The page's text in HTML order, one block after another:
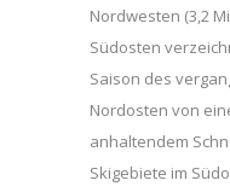
Nordwesten (3,2
Südosten
Saison des
Nordosten von
anhaltendem
Skigebiete im